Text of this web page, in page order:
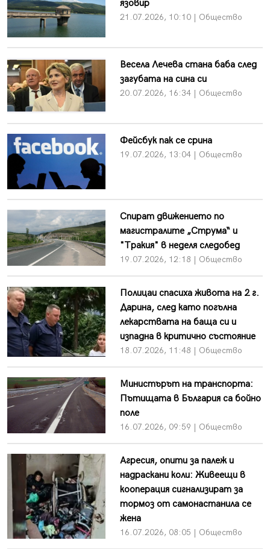
язовир
21.07.2026, 10:10 | Общество
Весела Лечева стана баба след
загубата на сина си
20.07.2026, 16:34 | Общество
Фейсбук пак се срина
19.07.2026, 13:04 | Общество
Спират движението по
магистралите „Струма“ и
"Тракия" в неделя следобед
19.07.2026, 12:18 | Общество
Полицаи спасиха живота на 2 г.
Дарина, след като погълна
лекарствата на баща си и
изпадна в критично състояние
18.07.2026, 11:48 | Общество
Министърът на транспорта:
Пътищата в България са бойно
поле
16.07.2026, 09:59 | Общество
Агресия, опити за палеж и
надраскани коли: Живеещи в
кооперация сигнализират за
тормоз от самонастанила се
жена
16.07.2026, 08:05 | Общество